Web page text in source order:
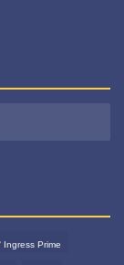
Ingress Prime